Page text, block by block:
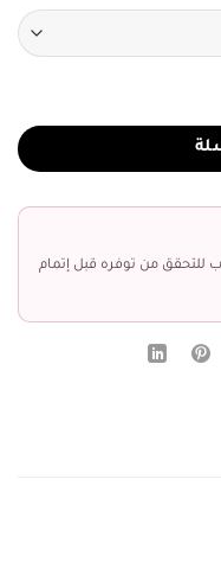
للتحقق من توفره قبل إتمام